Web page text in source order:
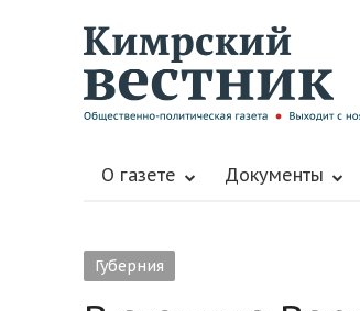
О газете Документы
Губерния